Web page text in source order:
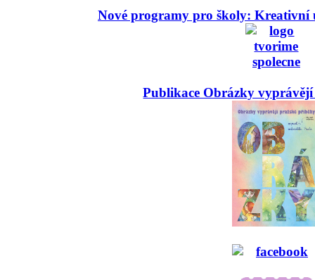
Nové programy pro školy: Kreativní
Publikace Obrázky